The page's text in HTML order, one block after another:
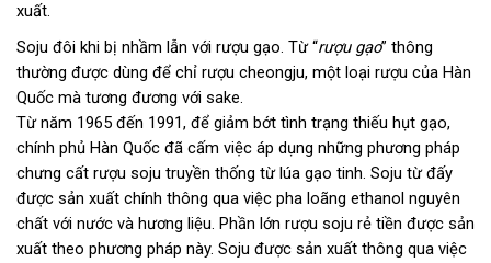
xuất.
Soju đôi khi bị nhầm lẫn với rượu gạo. Từ “rượu gạo” thông
thường được dùng để chỉ rượu cheongju, một loại rượu của Hàn
Quốc mà tương đương với sake.
Từ năm 1965 đến 1991, để giảm bớt tình trạng thiếu hụt gạo,
chính phủ Hàn Quốc đã cấm việc áp dụng những phương pháp
chưng cất rượu soju truyền thống từ lúa gạo tinh. Soju từ đấy
được sản xuất chính thông qua việc pha loãng ethanol nguyên
chất với nước và hương liệu. Phần lớn rượu soju rẻ tiền được sản
xuất theo phương pháp này. Soju được sản xuất thông qua việc